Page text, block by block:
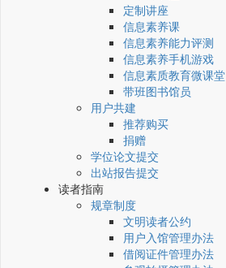
定制讲座
信息素养课
信息素养能力评测
信息素养手机游戏
信息素质教育微课堂
带班图书馆员
用户共建
推荐购买
捐赠
学位论文提交
出站报告提交
读者指南
规章制度
文明读者公约
用户入馆管理办法
借阅证件管理办法